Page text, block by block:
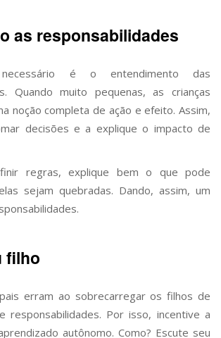
as responsabilidades
é o entendimento das
Quando muito pequenas, as crianças
noção completa de ação e efeito. Assim,
decisões e a explique o impacto de
regras, explique bem o que pode
sejam quebradas. Dando, assim, um
filho
erram ao sobrecarregar os filhos de
responsabilidades. Por isso, incentive a
autônomo. Como? Escute seu